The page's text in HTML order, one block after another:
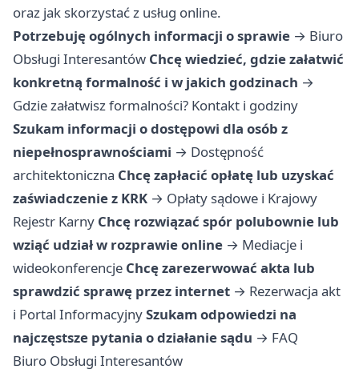
oraz jak skorzystać z usług online.
Potrzebuję ogólnych informacji o sprawie → Biuro
Obsługi Interesantów Chcę wiedzieć, gdzie załatwić
konkretną formalność i w jakich godzinach →
Gdzie załatwisz formalności? Kontakt i godziny
Szukam informacji o dostępowi dla osób z
niepełnosprawnościami → Dostępność
architektoniczna Chcę zapłacić opłatę lub uzyskać
zaświadczenie z KRK → Opłaty sądowe i Krajowy
Rejestr Karny Chcę rozwiązać spór polubownie lub
wziąć udział w rozprawie online → Mediacje i
wideokonferencje Chcę zarezerwować akta lub
sprawdzić sprawę przez internet → Rezerwacja akt
i Portal InformacyjnySzukam odpowiedzi na
najczęstsze pytania o działanie sądu → FAQ
Biuro Obsługi Interesantów